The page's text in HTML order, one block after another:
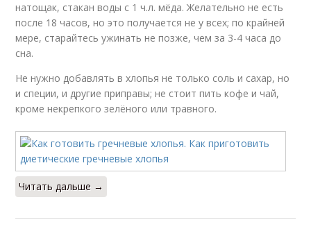
натощак, стакан воды с 1 ч.л. мёда. Желательно не есть
после 18 часов, но это получается не у всех; по крайней
мере, старайтесь ужинать не позже, чем за 3-4 часа до
сна.
Не нужно добавлять в хлопья не только соль и сахар, но
и специи, и другие приправы; не стоит пить кофе и чай,
кроме некрепкого зелёного или травного.
Читать дальше →